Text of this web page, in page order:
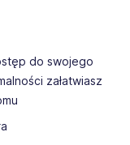
do swojego
załatwiasz